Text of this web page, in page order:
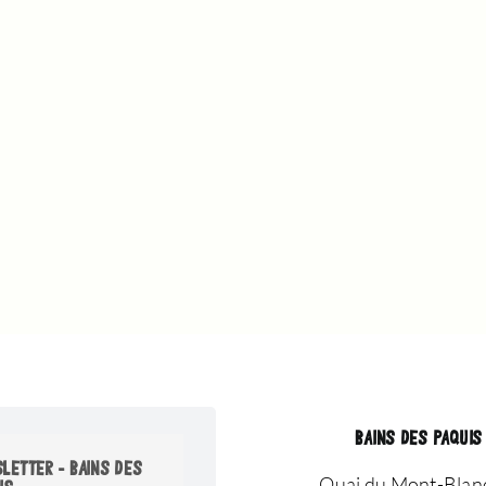
- BAINS DES
BAINS DES PAQUIS